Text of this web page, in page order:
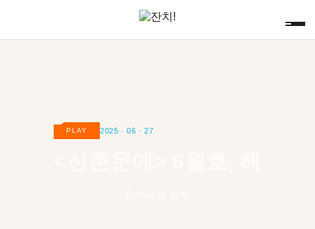
PLAY 2025 · 06 · 27